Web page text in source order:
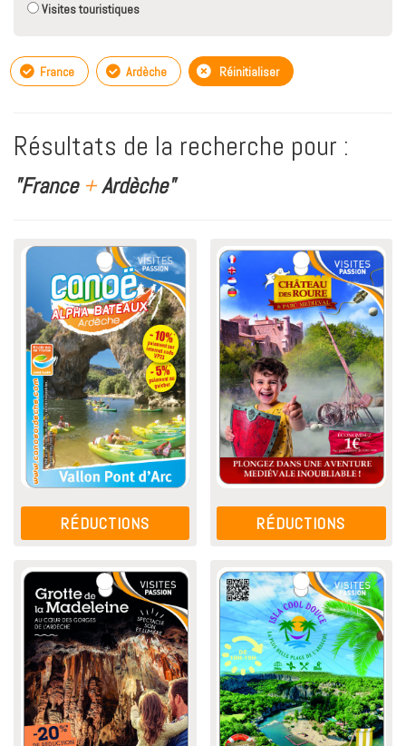
Visites touristiques
France Ardèche Réinitialiser
Résultats de la recherche pour :
"France +Ardèche"
RÉDUCTIONS RÉDUCTIONS